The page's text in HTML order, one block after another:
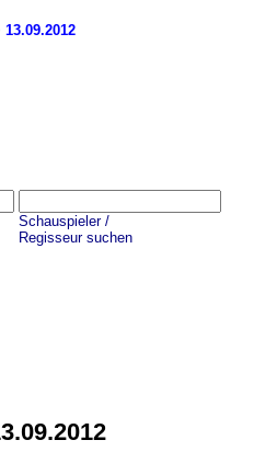
13.09.2012
Schauspieler /
Regisseur suchen